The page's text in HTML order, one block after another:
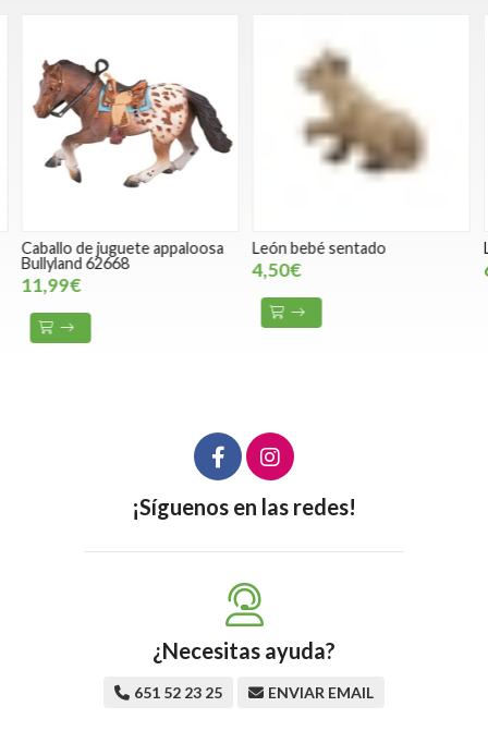
Caballo de juguete appaloosa
Bullyland 62668
11,99€
León bebé sentado
4,50€
¡Síguenos en las redes!
¿Necesitas ayuda?
651 52 23 25 ENVIAR EMAIL